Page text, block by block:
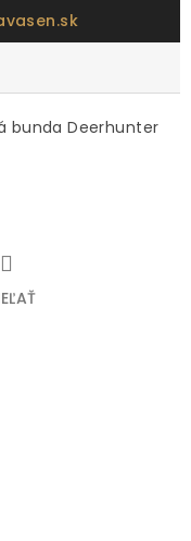
bunda Deerhunter